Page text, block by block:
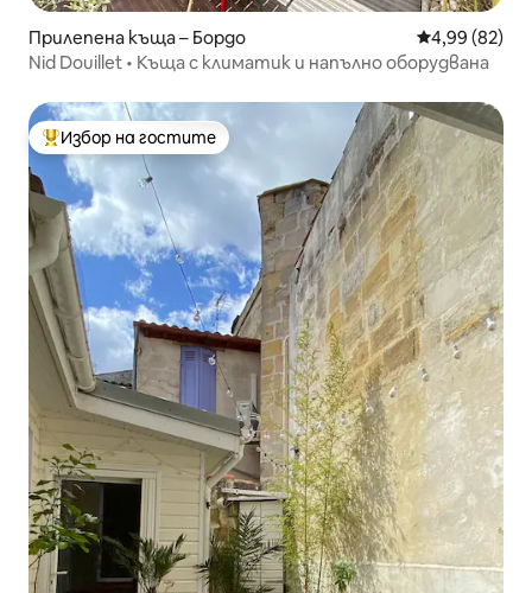
Прилепена къща – Бордо Средна
4,99 (82)
Nid Douillet • Къща с климатик и напълно оборудвана
Най-популярен избор на гостите
Избор на гостите